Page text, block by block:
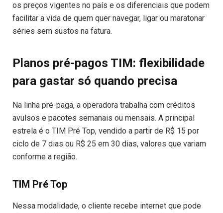
os preços vigentes no país e os diferenciais que podem
facilitar a vida de quem quer navegar, ligar ou maratonar
séries sem sustos na fatura.
Planos pré-pagos TIM: flexibilidade
para gastar só quando precisa
Na linha pré-paga, a operadora trabalha com créditos
avulsos e pacotes semanais ou mensais. A principal
estrela é o TIM Pré Top, vendido a partir de R$ 15 por
ciclo de 7 dias ou R$ 25 em 30 dias, valores que variam
conforme a região.
TIM Pré Top
Nessa modalidade, o cliente recebe internet que pode